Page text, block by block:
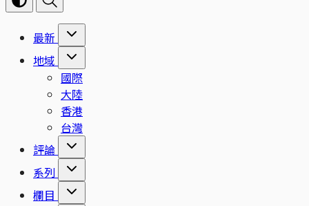
最新
地域
國際
大陸
香港
台灣
評論
系列
欄目